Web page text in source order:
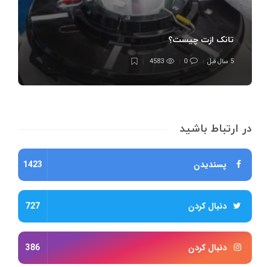
تانک ازت چیست؟
5 سال قبل 0
4583
در ارتباط باشید
پسندیدن 1423
دنبال کردن 727
دنبال کردن 386